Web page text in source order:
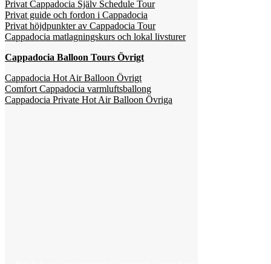
Privat Cappadocia Själv Schedule Tour
Privat guide och fordon i Cappadocia
Privat höjdpunkter av Cappadocia Tour
Cappadocia matlagningskurs och lokal livsturer
Cappadocia Balloon Tours Övrigt
Cappadocia Hot Air Balloon Övrigt
Comfort Cappadocia varmluftsballong
Cappadocia Private Hot Air Balloon Övriga